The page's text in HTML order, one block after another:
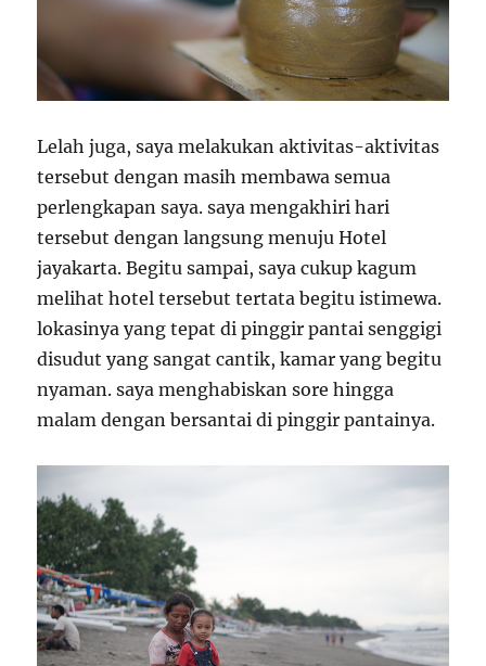
Lelah juga, saya melakukan aktivitas-aktivitas
tersebut dengan masih membawa semua
perlengkapan saya. saya mengakhiri hari
tersebut dengan langsung menuju Hotel
jayakarta. Begitu sampai, saya cukup kagum
melihat hotel tersebut tertata begitu istimewa.
lokasinya yang tepat di pinggir pantai senggigi
disudut yang sangat cantik, kamar yang begitu
nyaman. saya menghabiskan sore hingga
malam dengan bersantai di pinggir pantainya.